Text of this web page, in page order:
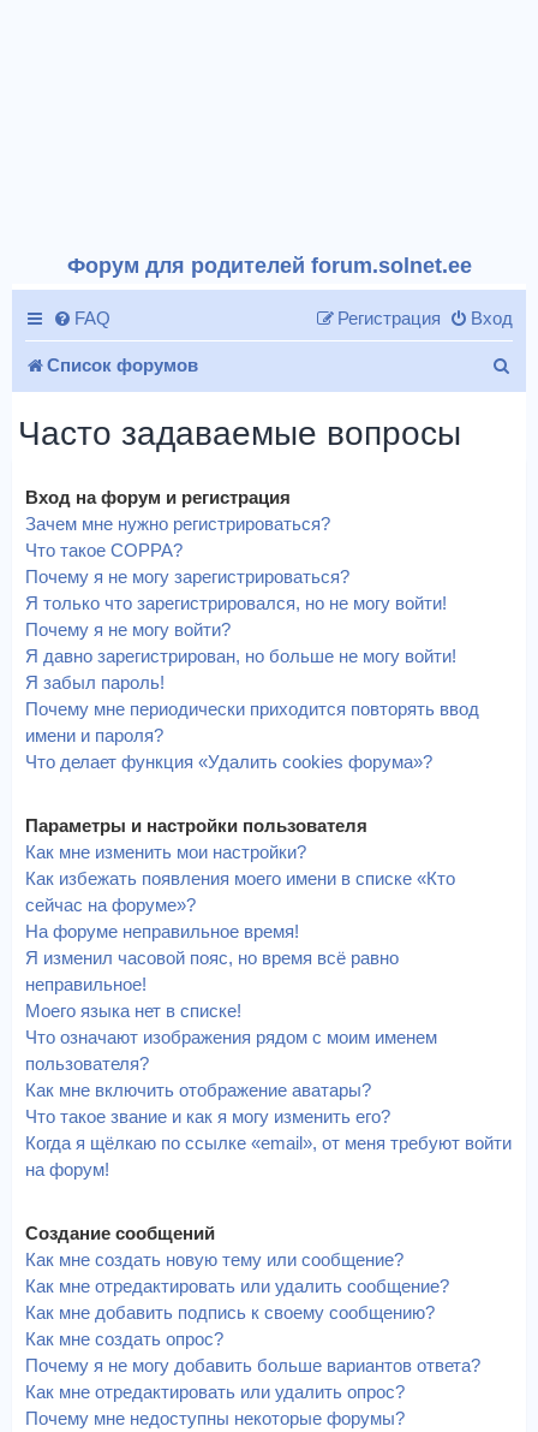
Форум для родителей forum.solnet.ee
FAQ Вход
Регистрация
Список форумов
Часто задаваемые вопросы
Вход на форум и регистрация
Зачем мне нужно регистрироваться?
Что такое COPPA?
Почему я не могу зарегистрироваться?
Я только что зарегистрировался, но не могу войти!
Почему я не могу войти?
Я давно зарегистрирован, но больше не могу войти!
Я забыл пароль!
Почему мне периодически приходится повторять ввод
имени и пароля?
Что делает функция «Удалить cookies форума»?
Параметры и настройки пользователя
Как мне изменить мои настройки?
Как избежать появления моего имени в списке «Кто
сейчас на форуме»?
На форуме неправильное время!
Я изменил часовой пояс, но время всё равно
неправильное!
Моего языка нет в списке!
Что означают изображения рядом с моим именем
пользователя?
Как мне включить отображение аватары?
Что такое звание и как я могу изменить его?
Когда я щёлкаю по ссылке «email», от меня требуют войти
на форум!
Создание сообщений
Как мне создать новую тему или сообщение?
Как мне отредактировать или удалить сообщение?
Как мне добавить подпись к своему сообщению?
Как мне создать опрос?
Почему я не могу добавить больше вариантов ответа?
Как мне отредактировать или удалить опрос?
Почему мне недоступны некоторые форумы?